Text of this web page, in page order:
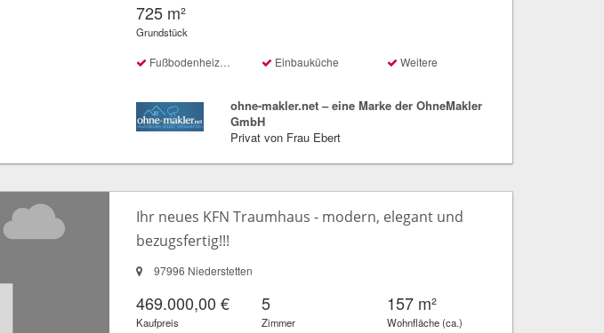
725 m²
Grundstück
Fußbodenheizung Einbauküche Weitere
ohne-makler.net – eine Marke der OhneMakler
GmbH
Privat von Frau Ebert
Ihr neues KFN Traumhaus - modern, elegant und
bezugsfertig!!!
97996 Niederstetten
469.000,00 €
Kaufpreis
5
Zimmer
157 m²
Wohnfläche (ca.)